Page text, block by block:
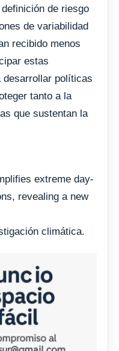
definición de riesgo
de variabilidad
recibido menos
estas
políticas
tanto a la
que sustentan la
extreme day-
revealing a new
climática.